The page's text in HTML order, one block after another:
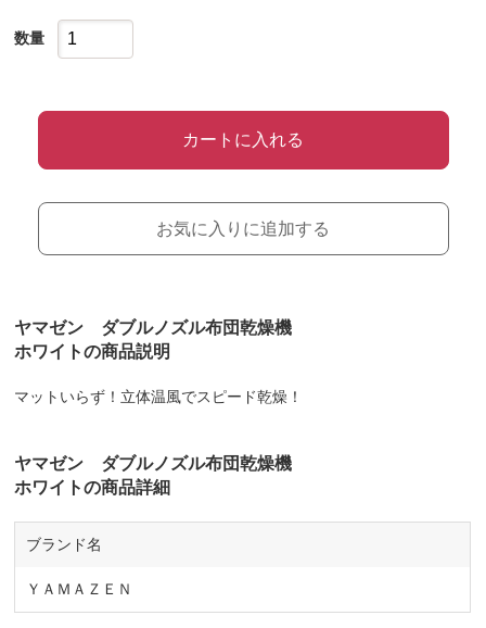
数量
カートに入れる
お気に入りに追加する
ヤマゼン ダブルノズル布団乾燥機
ホワイトの商品説明
マットいらず！立体温風でスピード乾燥！
ヤマゼン ダブルノズル布団乾燥機
ホワイトの商品詳細
ブランド名
ＹＡＭＡＺＥＮ